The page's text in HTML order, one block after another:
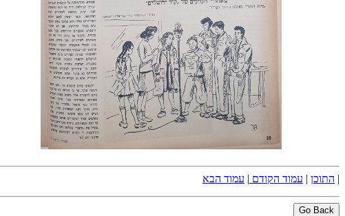
| התוכן | עמוד הקודם | עמוד הבא
Go Back